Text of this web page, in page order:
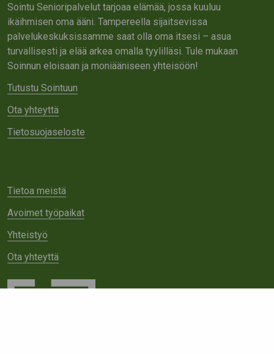
Sointu Senioripalvelut tarjoaa elämää, jossa kuuluu
ikäihmisen oma ääni. Tampereella sijaitsevissa
palvelukeskuksissamme saat olla oma itsesi – asua
turvallisesti ja elää arkea omalla tyylilläsi. Tule mukaan
Soinnun eloisaan ja moniääniseen yhteisöön!
Tutustu Sointuun
Ota yhteyttä
Tietosuojaseloste
Tietoa meistä
Avoimet työpaikat
Yhteistyö
Ota yhteyttä